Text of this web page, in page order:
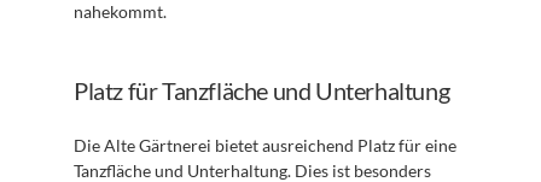
nahekommt.
Platz für Tanzfläche und Unterhaltung
Die Alte Gärtnerei bietet ausreichend Platz für eine
Tanzfläche und Unterhaltung. Dies ist besonders